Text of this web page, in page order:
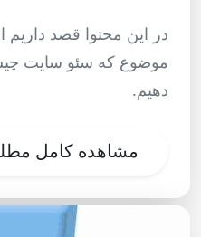
در این محتوا قصد داریم
موضوع که سئو سایت
دهیم.
مشاهده کامل